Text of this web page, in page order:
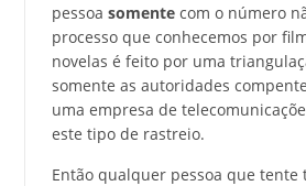
pessoa somentecom o número
processo que conhecemos por
novelas é feito por uma
somente as autoridades
uma empresa de
este tipo de rastreio.
Então qualquer pessoa que tente